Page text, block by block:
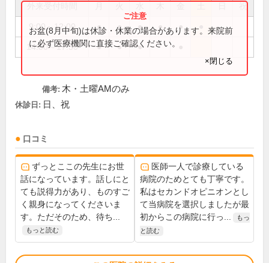
祝
9:00～12:00 ● ● ● ● ●
14:00～17:30 ● ● ●
お盆(8月中旬)は休診・休業の場合があります。来院前
に必ず医療機関に直接ご確認ください。
×閉じる
備考: 木・土曜AMのみ
休診日: 日、祝
口コミ
ずっとここの先生にお世
話になっています。話しにと
ても説得力があり、ものすご
く親身になってくださいま
す。ただそのため、待ち...
もっと読む
医師一人で診療している
病院のためとても丁寧です。
私はセカンドオピニオンとし
て当病院を選択しましたが最
初からこの病院に行っ...
もっ
と読む